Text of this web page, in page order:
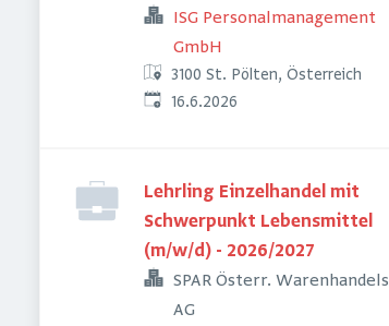
ISG Personalmanagement
GmbH
3100 St. Pölten, Österreich
Veröffentlicht
16.6.2026
Lehrling Einzelhandel mit
Schwerpunkt Lebensmittel
(m/w/d) - 2026/2027
SPAR Österr. Warenhandels
AG